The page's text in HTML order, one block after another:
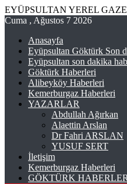
EYÜPSULTAN YEREL
Cuma , Ağustos 7 2026
Anasayfa
Eyüpsultan Göktürk Son
Eyüpsultan son dakika
Göktürk Haberleri
Alibeyköy Haberleri
Kemerburgaz Haberleri
YAZARLAR
Abdullah Ağırkan
Alaettin Arslan
Dr Fahri ARSLAN
YUSUF SERT
İletişim
Kemerburgaz Haberleri
GÖKTÜRK